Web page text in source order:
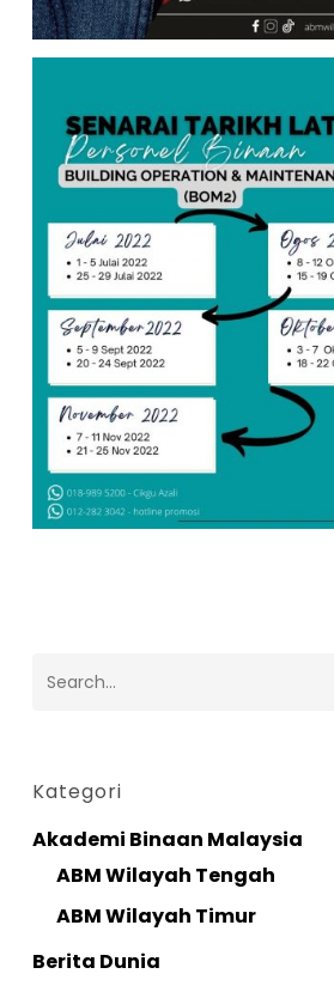
Kategori
Akademi Binaan Malaysia
ABM Wilayah Tengah
ABM Wilayah Timur
Berita Dunia